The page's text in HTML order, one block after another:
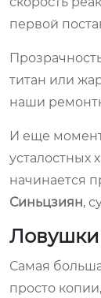
первой
титан или
наши
И еще момент
усталостных
начинается
Синьцзиян,
Самая
просто